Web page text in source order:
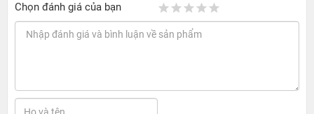
Chọn đánh giá của bạn